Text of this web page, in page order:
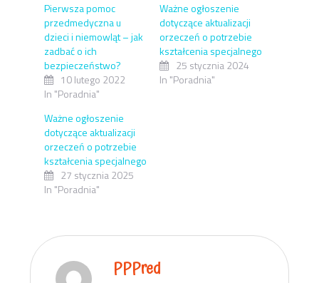
Pierwsza pomoc
przedmedyczna u
dzieci i niemowląt – jak
zadbać o ich
bezpieczeństwo?
10 lutego 2022
In "Poradnia"
Ważne ogłoszenie
dotyczące aktualizacji
orzeczeń o potrzebie
kształcenia specjalnego
25 stycznia 2024
In "Poradnia"
Ważne ogłoszenie
dotyczące aktualizacji
orzeczeń o potrzebie
kształcenia specjalnego
27 stycznia 2025
In "Poradnia"
PPPred